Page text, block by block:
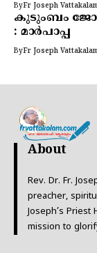
ByFr Joseph
കുടുംബം
: മാർപാപ്പ
ByFr Joseph
About
Rev. Dr. Fr.
preacher,
Joseph’s
mission to